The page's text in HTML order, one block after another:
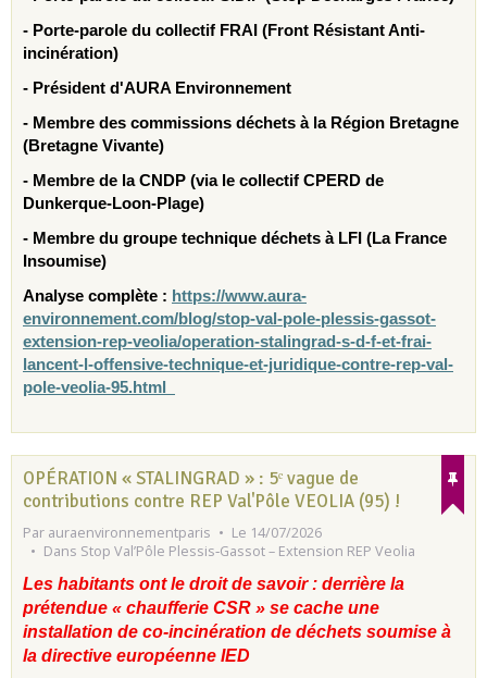
- Porte-parole du collectif FRAI (Front Résistant Anti-
incinération)
- Président d'AURA Environnement
- Membre des commissions déchets à la Région Bretagne
(Bretagne Vivante)
- Membre de la CNDP (via le collectif CPERD de
Dunkerque-Loon-Plage)
- Membre du groupe technique déchets à LFI (La France
Insoumise)
Analyse complète : https://www.aura-
environnement.com/blog/stop-val-pole-plessis-gassot-
extension-rep-veolia/operation-stalingrad-s-d-f-et-frai-
lancent-l-offensive-technique-et-juridique-contre-rep-val-
pole-veolia-95.html
OPÉRATION « STALINGRAD » : 5ᵉ vague de
contributions contre REP Val'Pôle VEOLIA (95) !
Par auraenvironnementparis
Le 14/07/2026
Dans Stop Val’Pôle Plessis‑Gassot – Extension REP Veolia
Les habitants ont le droit de savoir : derrière la
prétendue « chaufferie CSR » se cache une
installation de co-incinération de déchets soumise à
la directive européenne IED